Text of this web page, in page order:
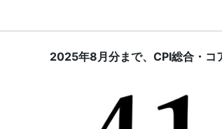
2025年8 月分まで、 CPI総合・コ